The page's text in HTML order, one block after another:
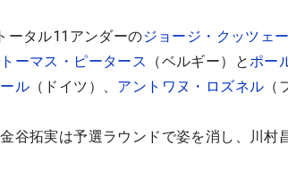
ータル11アンダーのジョージ・クッツェー
トーマス・ピータース （ベルギー）とポー
ル （ドイツ）、 アントワヌ・ロズネル
谷拓実は予選ラウンドで姿を消し、川